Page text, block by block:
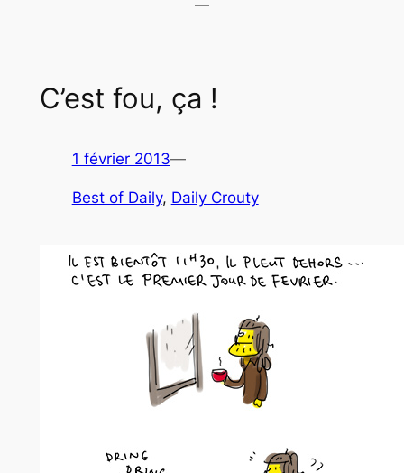
C’est fou, ça !
1 février 2013—
Best of Daily, Daily Crouty